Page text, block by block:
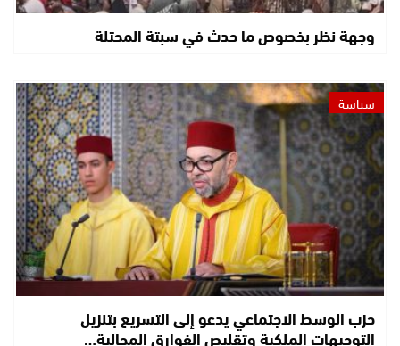
وجهة نظر بخصوص ما حدث في سبتة المحتلة
سياسة
حزب الوسط الاجتماعي يدعو إلى التسريع بتنزيل
التوجيهات الملكية وتقليص الفوارق المجالية…